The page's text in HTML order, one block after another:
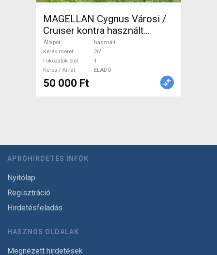
MAGELLAN Cygnus Városi /
Cruiser kontra használt
ELADÓ
Állapot
használt
Kerék méret
26"
Fokozatok elöl
1
Keres / Kínál
ELADÓ
50 000 Ft
APRÓHIRDETÉS INFÓK
Nyitólap
Regisztráció
Hirdetésfeladás
HASZNOS OLDALAK
Megnézett hirdetések